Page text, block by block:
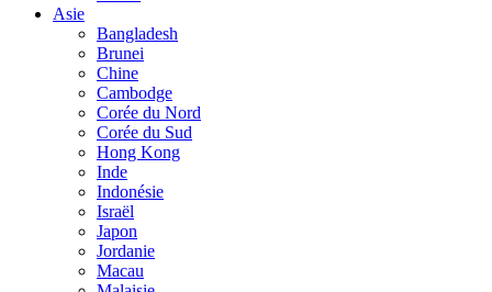
Asie
Bangladesh
Brunei
Chine
Cambodge
Corée du Nord
Corée du Sud
Hong Kong
Inde
Indonésie
Israël
Japon
Jordanie
Macau